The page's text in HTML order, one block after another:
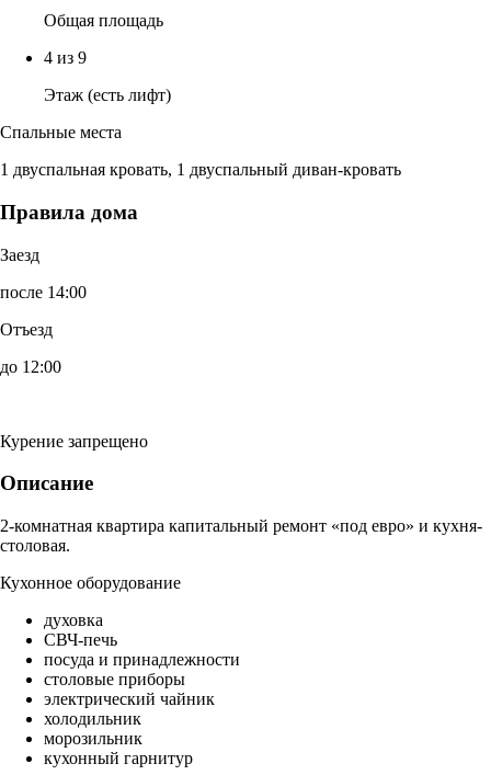
Общая площадь
4 из 9
Этаж (есть лифт)
Спальные места
1 двуспальная кровать, 1 двуспальный диван-кровать
Правила дома
Заезд
после 14:00
Отъезд
до 12:00
Курение запрещено
Описание
2-комнатная квартира капитальный ремонт «под евро» и кухня-
столовая.
Кухонное оборудование
духовка
СВЧ-печь
посуда и принадлежности
столовые приборы
электрический чайник
холодильник
морозильник
кухонный гарнитур